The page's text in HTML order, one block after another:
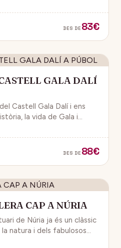
DES DE 83€
GALA DALÍ
Castell Gala Dalí i ens
la vida de Gala i
DES DE 88€
CAP A NÚRIA
de Núria ja és un clàssic
natura i dels fabulosos